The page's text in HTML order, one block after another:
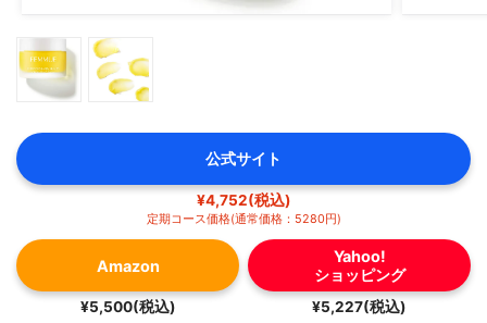
公式サイト
¥4,752(税込)
定期コース価格(通常価格：5280円)
Amazon
¥5,500(税込)
Yahoo!
ショッピング
¥5,227(税込)